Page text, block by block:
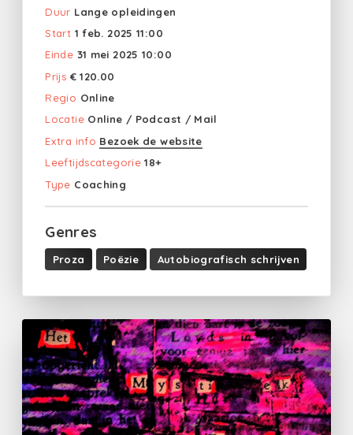
Duur Lange opleidingen
Start 1 feb. 2025 11:00
Einde 31 mei 2025 10:00
Prijs € 120.00
Regio Online
Locatie Online / Podcast / Mail
Extra info Bezoek de website
Leeftijdscategorie 18+
Type Coaching
Genres
Proza Poëzie Autobiografisch schrijven